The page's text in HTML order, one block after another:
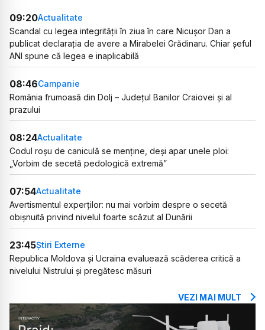
09:20Actualitate
Scandal cu legea integrității în ziua în care Nicușor Dan a
publicat declarația de avere a Mirabelei Grădinaru. Chiar șeful
ANI spune că legea e inaplicabilă
08:46Campanie
România frumoasă din Dolj – Județul Banilor Craiovei și al
prazului
08:24Actualitate
Codul roșu de caniculă se menține, deși apar unele ploi:
„Vorbim de secetă pedologică extremă”
07:54Actualitate
Avertismentul experților: nu mai vorbim despre o secetă
obișnuită privind nivelul foarte scăzut al Dunării
23:45Știri Externe
Republica Moldova și Ucraina evaluează scăderea critică a
nivelului Nistrului și pregătesc măsuri
VEZI MAI MULT